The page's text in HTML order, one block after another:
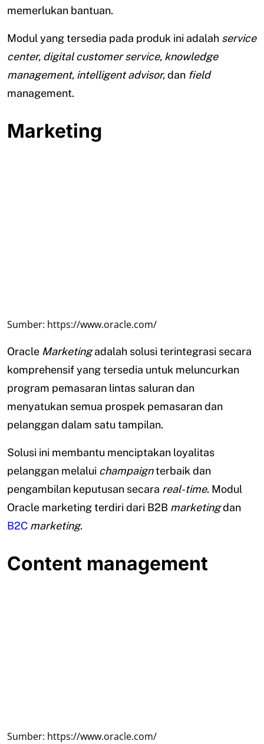
memerlukan bantuan.
Modul yang tersedia pada produk ini adalah service
center, digital customer service, knowledge
management, intelligent advisor, dan field
management.
Marketing
Sumber: https://www.oracle.com/
Oracle Marketingadalah solusi terintegrasi secara
komprehensif yang tersedia untuk meluncurkan
program pemasaran lintas saluran dan
menyatukan semua prospek pemasaran dan
pelanggan dalam satu tampilan.
Solusi ini membantu menciptakan loyalitas
pelanggan melalui champaignterbaik dan
pengambilan keputusan secara real-time. Modul
Oracle marketing terdiri dari B2B marketingdan
B2C marketing.
Content management
Sumber: https://www.oracle.com/